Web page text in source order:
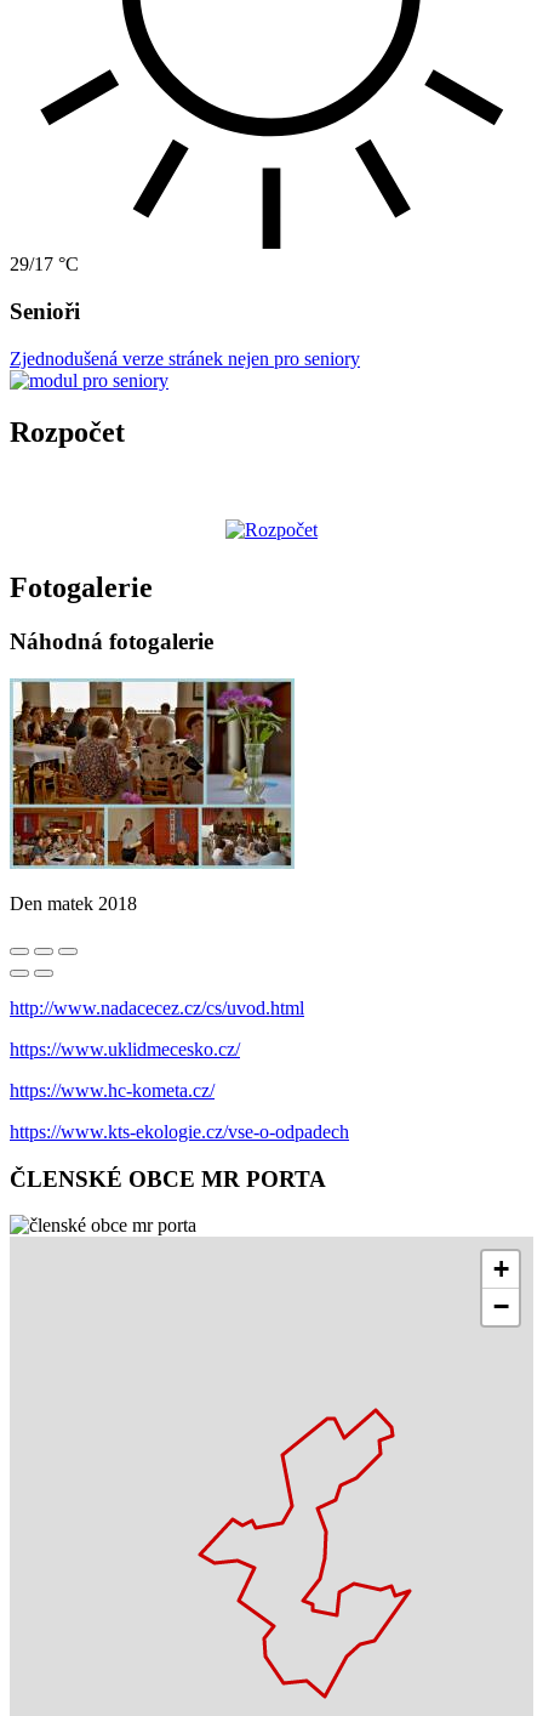
29/17 °C
Senioři
Zjednodušená verze stránek nejen pro seniory
Rozpočet
Fotogalerie
Náhodná fotogalerie
Den matek 2018
http://www.nadacecez.cz/cs/uvod.html
https://www.uklidmecesko.cz/
https://www.hc-kometa.cz/
https://www.kts-ekologie.cz/vse-o-odpadech
ČLENSKÉ OBCE MR PORTA
+
−